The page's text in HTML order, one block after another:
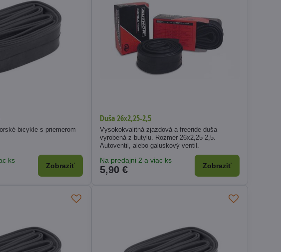
bicykle s priemerom
ks
Zobraziť
Duša 26x2,25-2,5
Vysokokvalitná zjazdová a freeride duša
vyrobená z butylu. Rozmer 26x2,25-2,5.
Autoventil, alebo galuskový ventil.
Na predajni 2 a viac ks
5,90 € Zobraziť